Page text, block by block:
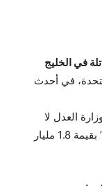
في الخليج
في أحدث
العدل لا
تمضي قدماً في إنشاء صندوق “مكافحة التسلح” بقيمة 1.8 مليار